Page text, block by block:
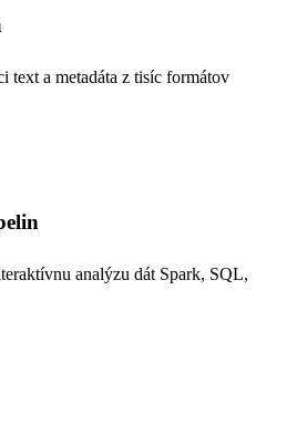
text a metadáta z tisíc formátov
analýzu dát Spark, SQL,